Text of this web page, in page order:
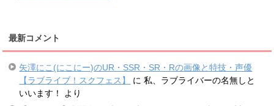
最新コメント
矢澤にこ(にこにー)のUR・SSR・SR・Rの画像と特技・声優
【ラブライブ！スクフェス】
に私、ラブライバーの名無しと
いいます！
より